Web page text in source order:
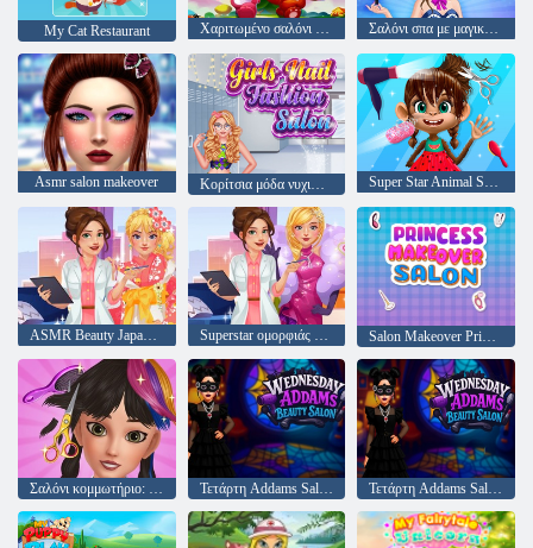
My Cat Restaurant Χαριτωμένο σαλόνι ομορφιάς ζώων Σαλόνι σπα με μαγικό νυχιών
Asmr salon makeover Super Star Animal Salon
ASMR Beauty Japanese Spa Superstar ομορφιάς ASMR Salon Makeover Princess Makeover
Σαλόνι κομμωτήριο: σαλόνι ομορφιάς Τετάρτη Addams Salon Beauty Τετάρτη Addams Salon Beauty